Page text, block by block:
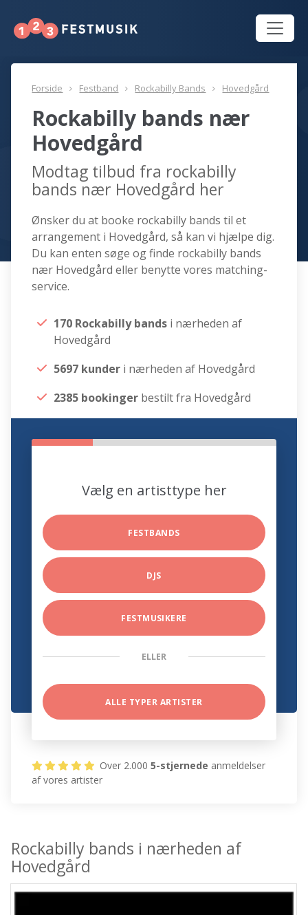
Forside Festband Rockabilly Bands Hovedgård
Rockabilly bands nær
Hovedgård
Modtag tilbud fra rockabilly
bands nær Hovedgård her
Ønsker du at booke rockabilly bands til et
arrangement i Hovedgård, så kan vi hjælpe dig.
Du kan enten søge og finde rockabilly bands
nær Hovedgård eller benytte vores matching-
service.
170 Rockabilly bands i nærheden af
Hovedgård
5697 kunder i nærheden af Hovedgård
2385 bookinger bestilt fra Hovedgård
Vælg en artisttype her
FESTBANDS
DJS
FESTMUSIKERE
ELLER
ALLE TYPER ARTISTER
Over 2.0005-stjernede anmeldelser
af vores artister
Rockabilly bands i nærheden af
Hovedgård